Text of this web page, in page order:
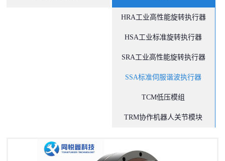
HRA工业高性能旋转执行器
HSA工业标准旋转执行器
SRA工业高性能旋转执行器
SSA标准伺服谐波执行器
TCM低压模组
TRM协作机器人关节模块